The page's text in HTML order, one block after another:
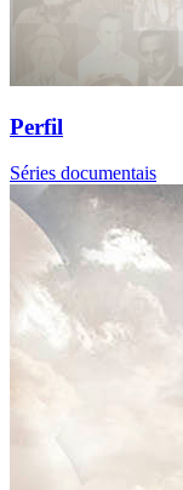
Perfil
Séries documentais